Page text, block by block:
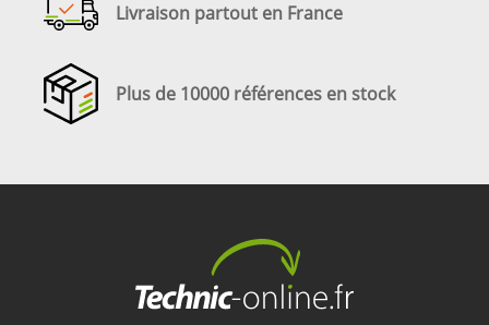
Livraison partout en France
Plus de 10000 références en stock